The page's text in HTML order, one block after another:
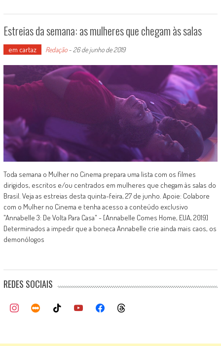
Estreias da semana: as mulheres que chegam às salas
em cartaz Redação-26 de junho de 2019
Toda semana o Mulher no Cinema prepara uma lista com os filmes
dirigidos, escritos e/ou centrados em mulheres que chegam às salas do
Brasil. Veja as estreias desta quinta-feira, 27 de junho. Apoie: Colabore
com o Mulher no Cinema e tenha acesso a conteúdo exclusivo
"Annabelle 3: De Volta Para Casa" - [Annabelle Comes Home, EUA, 2019]
Determinados a impedir que a boneca Annabelle crie ainda mais caos, os
demonólogos
REDES SOCIAIS